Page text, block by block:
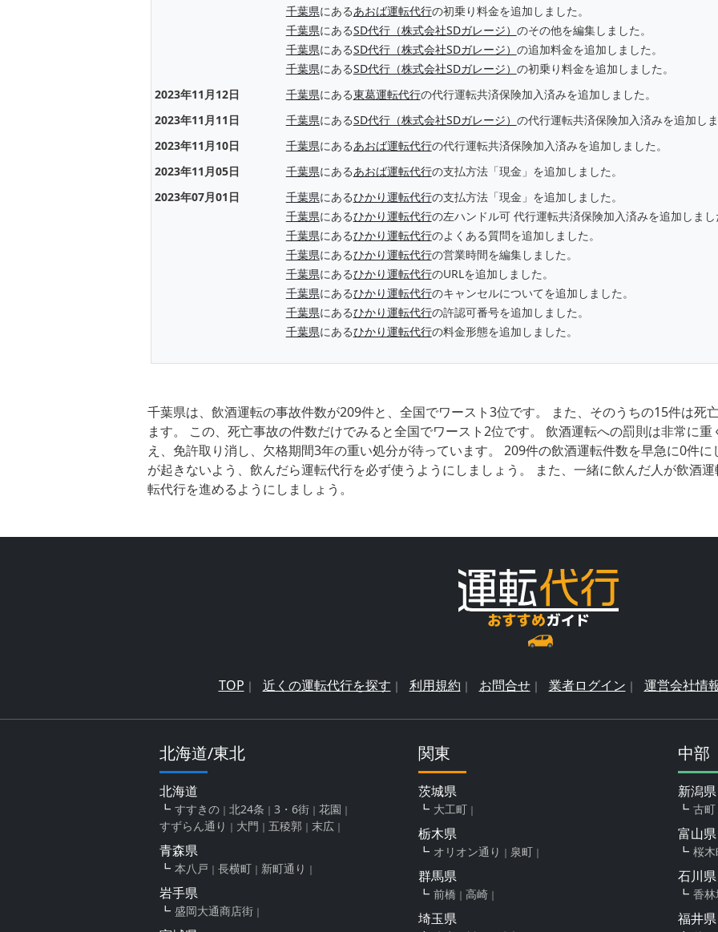
千葉県にあるあおば運転代行の初乗り料金を追加しました。
千葉県にあるSD代行（株式会社SDガレージ） のその他を編集しました。
千葉県にあるSD代行（株式会社SDガレージ） の追加料金を追加しました。
千葉県にあるSD代行（株式会社SDガレージ） の初乗り料金を追加しました。
2023年11月12日
千葉県にある東葛運転代行の代行運転共済保険加入済みを追加しました。
2023年11月11日
千葉県にあるSD代行（株式会社SDガレージ） の代行運転共済保険加入済みを追加し
2023年11月10日
千葉県にあるあおば運転代行の代行運転共済保険加入済みを追加しました。
2023年11月05日
千葉県にあるあおば運転代行の支払方法「現金」を追加しました。
2023年07月01日
千葉県にあるひかり運転代行の支払方法「現金」を追加しました。
千葉県にあるひかり運転代行の左ハンドル可 代行運転共済保険加入済みを追加しま
千葉県にあるひかり運転代行のよくある質問を追加しました。
千葉県にあるひかり運転代行の営業時間を編集しました。
千葉県にあるひかり運転代行のURLを追加しました。
千葉県にあるひかり運転代行のキャンセルについてを追加しました。
千葉県にあるひかり運転代行の許認可番号を追加しました。
千葉県にあるひかり運転代行の料金形態を追加しました。
千葉県は、飲酒運転の事故件数が209件と、全国でワースト3位です。 また、そのうちの15件は死
ます。 この、死亡事故の件数だけでみると全国でワースト2位です。 飲酒運転への罰則は非常に
え、免許取り消し、欠格期間3年の重い処分が待っています。 209件の飲酒運転件数を早急に0件
が起きないよう、飲んだら運転代行を必ず使うようにしましょう。 また、一緒に飲んだ人が飲酒
転代行を進めるようにしましょう。
TOP 近くの運転代行を探す 利用規約 お問合せ 業者ログイン 運営会社情
北海道/東北
北海道
すすきの 北24条 3・6街
花園
すずらん通り
大門 五稜郭 末広
青森県
本八戸 長横町 新町通り
岩手県
盛岡大通商店街
関東
茨城県
大工町
栃木県
オリオン通り 泉町
群馬県
前橋 高崎
埼玉県
中部
新潟県
古町
富山県
桜木
石川県
香
福井県